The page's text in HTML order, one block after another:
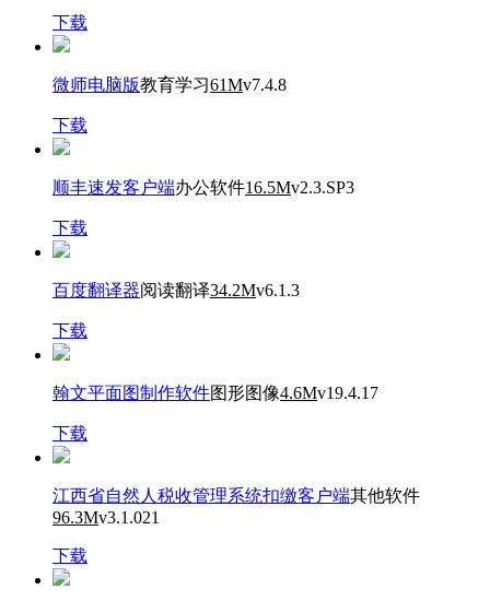
下载
微师电脑版教育学习61Mv7.4.8
下载
顺丰速发客户端办公软件16.5Mv2.3.SP3
下载
百度翻译器阅读翻译34.2Mv6.1.3
下载
翰文平面图制作软件图形图像4.6Mv19.4.17
下载
江西省自然人税收管理系统扣缴客户端其他软件
96.3Mv3.1.021
下载